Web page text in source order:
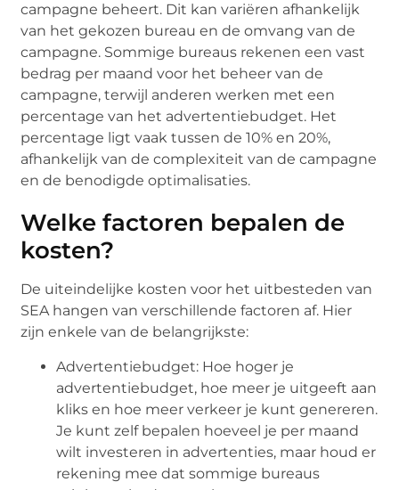
campagne beheert. Dit kan variëren afhankelijk
van het gekozen bureau en de omvang van de
campagne. Sommige bureaus rekenen een vast
bedrag per maand voor het beheer van de
campagne, terwijl anderen werken met een
percentage van het advertentiebudget. Het
percentage ligt vaak tussen de 10% en 20%,
afhankelijk van de complexiteit van de campagne
en de benodigde optimalisaties.
Welke factoren bepalen de
kosten?
De uiteindelijke kosten voor het uitbesteden van
SEA hangen van verschillende factoren af. Hier
zijn enkele van de belangrijkste:
Advertentiebudget: Hoe hoger je
advertentiebudget, hoe meer je uitgeeft aan
kliks en hoe meer verkeer je kunt genereren.
Je kunt zelf bepalen hoeveel je per maand
wilt investeren in advertenties, maar houd er
rekening mee dat sommige bureaus